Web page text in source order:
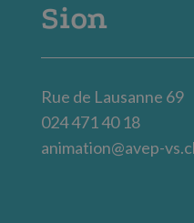
Sion
Rue de Lausanne 69
024 471 40 18
animation@avep-